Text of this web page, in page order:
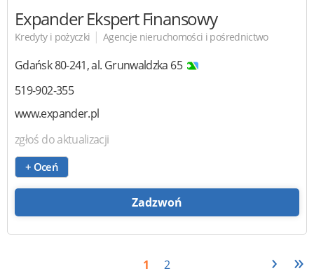
ExpanderEkspert Finansowy
Kredyty i pożyczki | Agencje nieruchomości i pośrednictwo
Gdańsk80-241,al. Grunwaldzka 65
519-902-355
www.expander.pl
zgłoś do aktualizacji
+ Oceń
Zadzwoń
1 2 › »